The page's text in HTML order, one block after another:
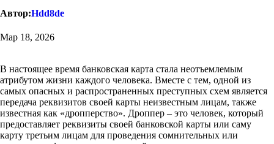
Автор:Hdd8de
Мар 18, 2026
В настоящее время банковская карта стала неотъемлемым
атрибутом жизни каждого человека. Вместе с тем, одной из
самых опасных и распространенных преступных схем является
передача реквизитов своей карты неизвестным лицам, также
известная как «дропперство». Дроппер – это человек, который
предоставляет реквизиты своей банковской карты или саму
карту третьим лицам для проведения сомнительных или